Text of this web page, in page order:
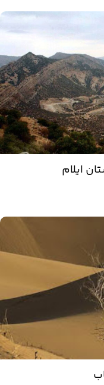
ایلام